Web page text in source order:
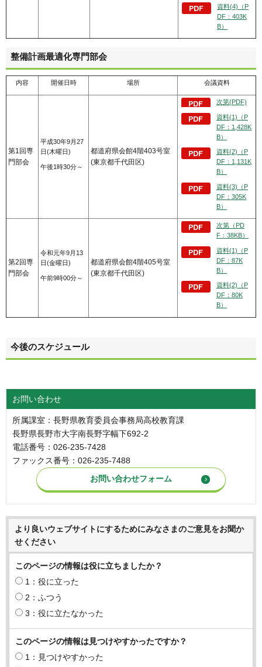
資料(4)（P
DF：403K
B）
整備計画最適化専門部会
内容 開催日時 場所 会議資料
第1回専
門部会
平成30年9月27
日(木曜日)
午後1時30分～
都道府県会館4階403号室
(東京都千代田区)
次第(PDF)
資料(1)（P
DF：1,428K
B）
資料(2)（P
DF：1,131K
B）
資料(3)（P
DF：305K
B）
第2回専
門部会
令和元年9月13
日(金曜日)
午前9時00分～
都道府県会館4階405号室
(東京都千代田区)
次第（PD
F：38KB）
資料(1)（P
DF：87K
B）
資料(2)（P
DF：80K
B）
今後のスケジュール
お問い合わせ
所属課室：長野県教育委員会事務局高校教育課
長野県長野市大字南長野字幅下692-2
電話番号：026-235-7428
ファックス番号：026-235-7488
より良いウェブサイトにするためにみなさまのご意見をお聞か
せください
このページの情報は役に立ちましたか？
1：役に立った
2：ふつう
3：役に立たなかった
このページの情報は見つけやすかったですか？
1：見つけやすかった